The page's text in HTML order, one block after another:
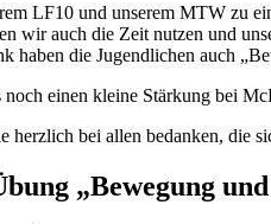
LF10 und unserem MTW zu
wir auch die Zeit nutzen und
haben die Jugendlichen auch
einen kleine Stärkung bei
herzlich bei allen bedanken, die
„Bewegung